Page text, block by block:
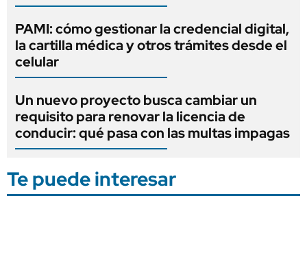
PAMI: cómo gestionar la credencial digital,
la cartilla médica y otros trámites desde el
celular
Un nuevo proyecto busca cambiar un
requisito para renovar la licencia de
conducir: qué pasa con las multas impagas
Te puede interesar